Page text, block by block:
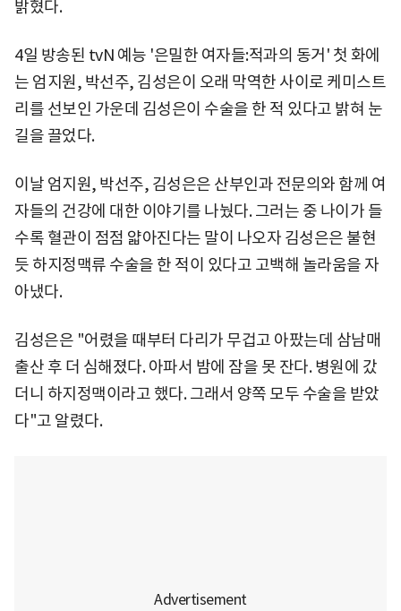
밝혔다.
4일 방송된 tvN 예능 '은밀한 여자들:적과의 동거' 첫 화에
는 엄지원, 박선주, 김성은이 오래 막역한 사이로 케미스트
리를 선보인 가운데 김성은이 수술을 한 적 있다고 밝혀 눈
길을 끌었다.
이날 엄지원, 박선주, 김성은은 산부인과 전문의와 함께 여
자들의 건강에 대한 이야기를 나눴다. 그러는 중 나이가 들
수록 혈관이 점점 얇아진다는 말이 나오자 김성은은 불현
듯 하지정맥류 수술을 한 적이 있다고 고백해 놀라움을 자
아냈다.
김성은은 "어렸을 때부터 다리가 무겁고 아팠는데 삼남매
출산 후 더 심해졌다. 아파서 밤에 잠을 못 잔다. 병원에 갔
더니 하지정맥이라고 했다. 그래서 양쪽 모두 수술을 받았
다"고 알렸다.